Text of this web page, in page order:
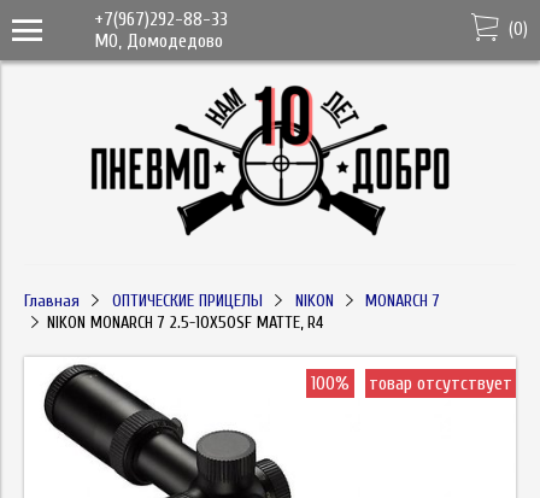
+7(967)292-88-33
МО, Домодедово
(0)
Главная ОПТИЧЕСКИЕ ПРИЦЕЛЫ NIKON
MONARCH 7
NIKON MONARCH 7 2.5-10X50SF MATTE, R4
100% товар отсутствует